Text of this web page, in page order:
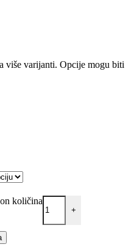
više varijanti. Opcije mogu biti
količina
+